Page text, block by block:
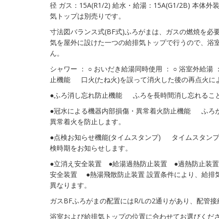
径 ガス：15A(R1/2) 給水・給湯：15A(G1/2B) 本体外
気トップは別売りです。
寸法図バランス式(BF式)ふろがまは、ガスの燃焼を必
気を屋外に設けた一つの給排気トップで行うので、浴
ん。
シャワー ： ○ おいだき給湯同時使用 ： ○ 浴室外給湯
止機能 口火(たね火)を誤って消火した後の再点火に
●ふろ消し忘れ防止機能 ふろを長時間消し忘れるこ
●冠水による機器内部損傷・異常着火防止機能 ふろ
異常着火を防止します。
●点検お知らせ機能(タイムスタンプ) タイムスタン
検時期をお知らせします。
●立消え安全装置 ●給湯過熱防止装置 ●過熱防止装
安全装置 ●熱湯飛散防止装置 設置条件により、給排
異なります。
ガスBFふろがまの配置にはR/Lの2通りがあり、配管
浴室および給排気トップの位置に合わせてお選びくだ